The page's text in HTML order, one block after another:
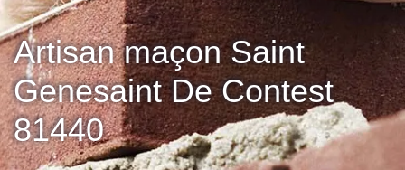
Artisan maçon Saint
Genesaint De Contest
81440